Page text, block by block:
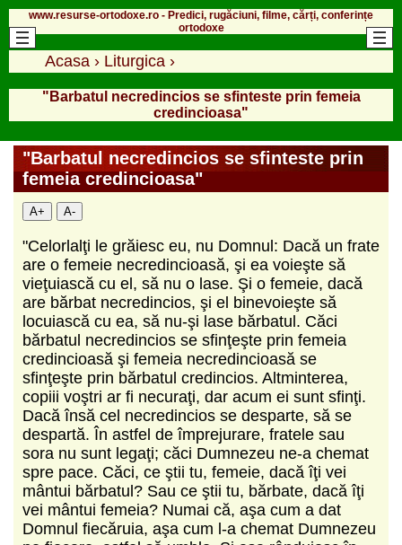
www.resurse-ortodoxe.ro - Predici, rugăciuni, filme, cărți, conferințe
ortodoxe
Acasa › Liturgica ›
"Barbatul necredincios se sfinteste prin femeia
credincioasa"
"Barbatul necredincios se sfinteste prin
femeia credincioasa"
A+ A-
"Celorlalţi le grăiesc eu, nu Domnul: Dacă un frate
are o femeie necredincioasă, şi ea voieşte să
vieţuiască cu el, să nu o lase. Şi o femeie, dacă
are bărbat necredincios, şi el binevoieşte să
locuiască cu ea, să nu-şi lase bărbatul. Căci
bărbatul necredincios se sfinţeşte prin femeia
credincioasă şi femeia necredincioasă se
sfinţeşte prin bărbatul credincios. Altminterea,
copiii voştri ar fi necuraţi, dar acum ei sunt sfinţi.
Dacă însă cel necredincios se desparte, să se
despartă. În astfel de împrejurare, fratele sau
sora nu sunt legaţi; căci Dumnezeu ne-a chemat
spre pace. Căci, ce ştii tu, femeie, dacă îţi vei
mântui bărbatul? Sau ce ştii tu, bărbate, dacă îţi
vei mântui femeia? Numai că, aşa cum a dat
Domnul fiecăruia, aşa cum l-a chemat Dumnezeu